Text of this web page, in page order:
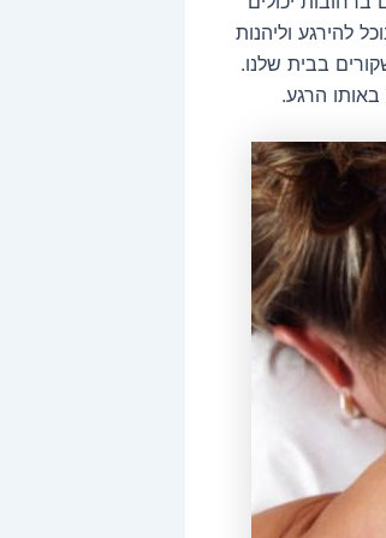
להירגע וליהנות
בבית שלנו.
הרגע.